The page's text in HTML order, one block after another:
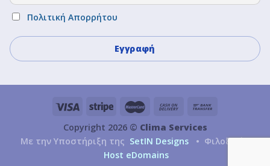
Πολιτική Απορρήτου
Copyright 2026 © Clima Services
Με την Υποστήριξη της SetIN Designs
• Φιλοξενία
Host eDomains